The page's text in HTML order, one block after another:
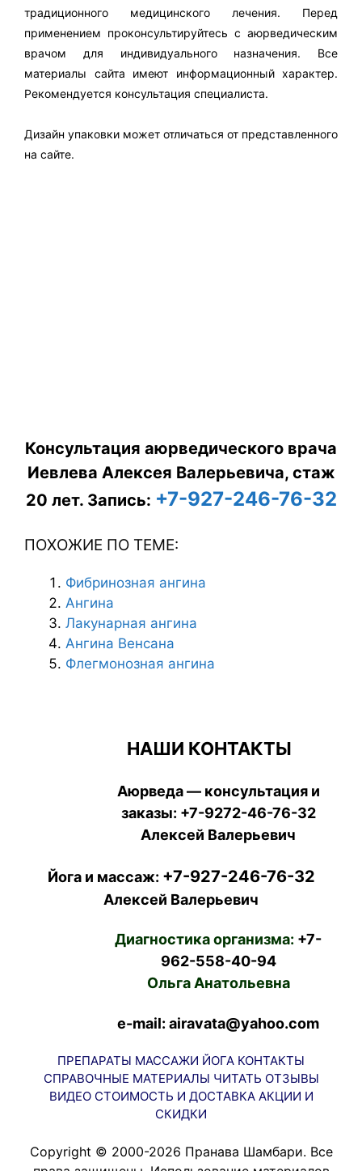
традиционного медицинского лечения. Перед
применением проконсультируйтесь с аюрведическим
врачом для индивидуального назначения. Все
материалы сайта имеют информационный характер.
Рекомендуется консультация специалиста.
Дизайн упаковки может отличаться от представленного
на сайте.
Консультация аюрведического врача
Иевлева Алексея Валерьевича, стаж
20 лет. Запись: +7-927-246-76-32
ПОХОЖИЕ ПО ТЕМЕ:
Фибринозная ангина
Ангина
Лакунарная ангина
Ангина Венсана
Флегмонозная ангина
НАШИ КОНТАКТЫ
Аюрведа — консультация и
заказы: +7-9272-46-76-32
Алексей Валерьевич
Йога и массаж: +7-927-246-76-32
Алексей Валерьевич
Диагностика организма: +7-
962-558-40-94
Ольга Анатольевна
e-mail: airavata@yahoo.com
ПРЕПАРАТЫ МАССАЖИ ЙОГА КОНТАКТЫ
СПРАВОЧНЫЕ МАТЕРИАЛЫ ЧИТАТЬ ОТЗЫВЫ
ВИДЕО СТОИМОСТЬ И ДОСТАВКА АКЦИИ И
СКИДКИ
Copyright © 2000-2026 Пранава Шамбари. Все